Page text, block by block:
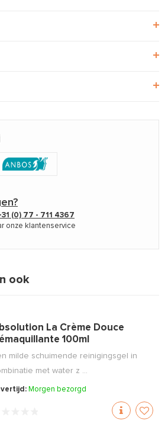
(0) 77 - 711 4367
onze klantenservice
ook
La Crème Douce
100ml
milde schuimende reinigingsgel in
met water z ...
Morgen bezorgd